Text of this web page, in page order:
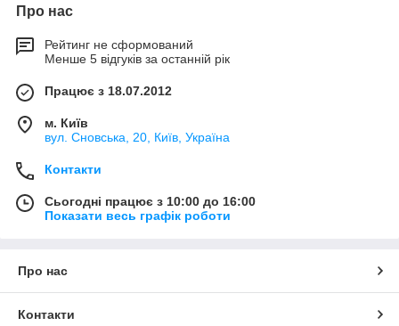
Про нас
Рейтинг не сформований
Менше 5 відгуків за останній рік
Працює з 18.07.2012
м. Київ
вул. Сновська, 20, Київ, Україна
Контакти
Сьогодні працює з 10:00 до 16:00
Показати весь графік роботи
Про нас
Контакти